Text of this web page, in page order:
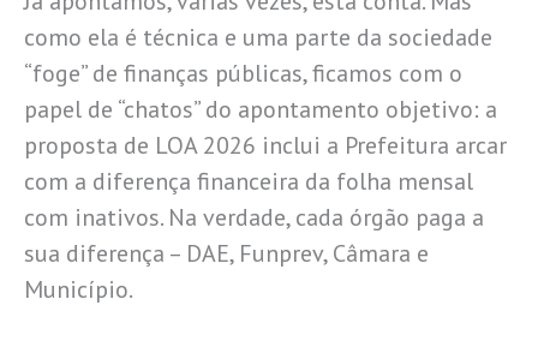
como ela é técnica e uma parte da sociedade
“foge” de finanças públicas, ficamos com o
papel de “chatos” do apontamento objetivo: a
proposta de LOA 2026 inclui a Prefeitura arcar
com a diferença financeira da folha mensal
com inativos. Na verdade, cada órgão paga a
sua diferença – DAE, Funprev, Câmara e
Município.